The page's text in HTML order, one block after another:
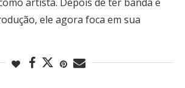
ele agora foca em sua